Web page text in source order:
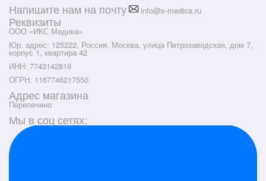
Напишите нам на почту info@x-medica.ru
Реквизиты
ООО «ИКС Медика»
Юр. адрес: 125222, Россия, Москва, улица Петрозаводская, дом 7,
корпус 1, квартира 42
ИНН: 7743142819
ОГРН: 1167746217550
Адрес магазина
Перепечино
Мы в соц сетях: